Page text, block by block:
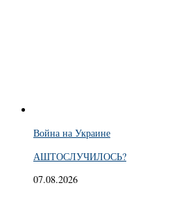
Война на Украине
АШТОСЛУЧИЛОСЬ?
07.08.2026